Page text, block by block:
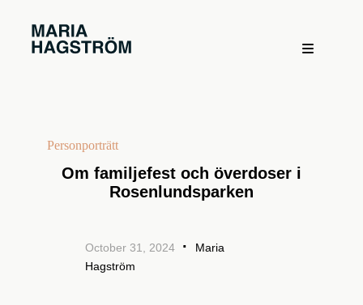
Personporträtt
Om familjefest och överdoser i
Rosenlundsparken
October 31, 2024 ·
Maria
Hagström